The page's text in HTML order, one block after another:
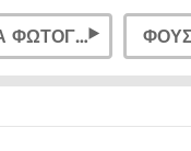
ΠΛΑΊΣΙΑ & ΑΞΕΣΟΥΆΡ ΓΙΑ ΦΩΤΟΓΡΑΦΊΕΣ